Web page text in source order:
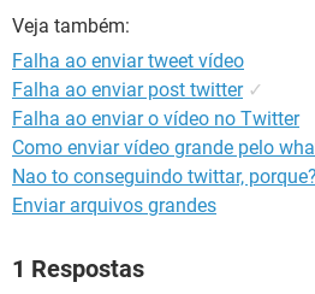
Veja também:
Falha ao enviar tweet vídeo
Falha ao enviar post twitter ✓
Falha ao enviar o vídeo no Twitter
Como enviar vídeo grande pelo
Nao to conseguindo twittar, porque?
Enviar arquivos grandes
1 Respostas